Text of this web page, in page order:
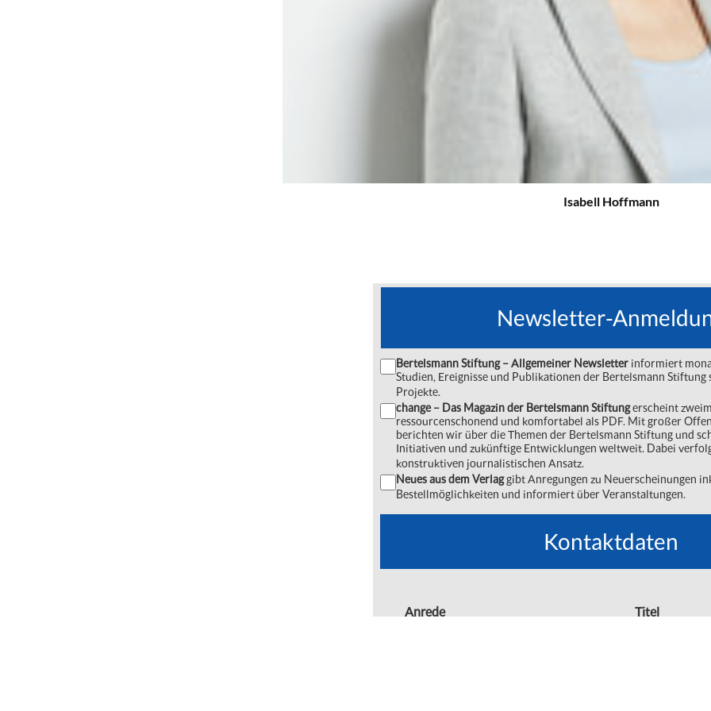
Isabell Hoffmann
Newsletter-
Bertelsmann Stiftung – Allgemeiner Newsletter informiert
Studien, Ereignisse und Publikationen der Bertelsmann Stiftung
Projekte.
change – Das Magazin der Bertelsmann Stiftungerscheint
ressourcenschonend und komfortabel als PDF. Mit großer
berichten wir über die Themen der Bertelsmann Stiftung und
Initiativen und zukünftige Entwicklungen weltweit. Dabei
konstruktiven journalistischen Ansatz.
Neues aus dem Verlaggibt Anregungen zu Neuerscheinungen
Bestellmöglichkeiten und informiert über Veranstaltungen.
Kontaktdaten
Anrede Titel